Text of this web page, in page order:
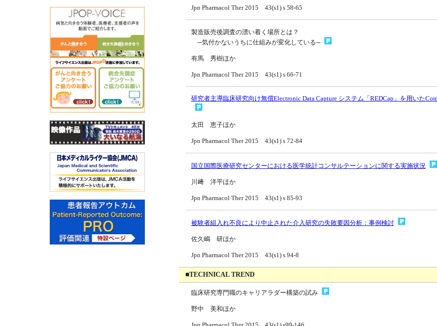
Jpn Pharmacol Ther 2015 43(s1) s 58-65
製造販売後調査の漂い着く場所とは？
─気付かないうちに仕組みが変化している─
有馬 秀樹ほか
Jpn Pharmacol Ther 2015 43(s1) s 66-71
研究者主導臨床研究向け無償Electronic Data Capture システム「REDCap」を用いた
太田 恵子ほか
Jpn Pharmacol Ther 2015 43(s1) s 72-84
国立国際医療研究センターにおける医学統計コンサルテーションに関する実施状況
川﨑 洋平ほか
Jpn Pharmacol Ther 2015 43(s1) s 85-93
被験者組入れ不良により中止された介入研究の失敗要因分析：事例検討
佐久嶋 研ほか
Jpn Pharmacol Ther 2015 43(s1) s 94-8
■TECHNICAL TREND
臨床研究専門職のキャリアラダー構築の試み
野中 美和ほか